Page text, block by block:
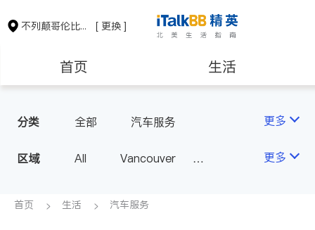
不列颠哥伦比亚省 [ 更换 ]
首页 生活
保险理财
会计师
分类 全部 汽车服务 更多
区域 All
Vancouver
Surrey
Coquitlam
更多
首页 生活 汽车服务